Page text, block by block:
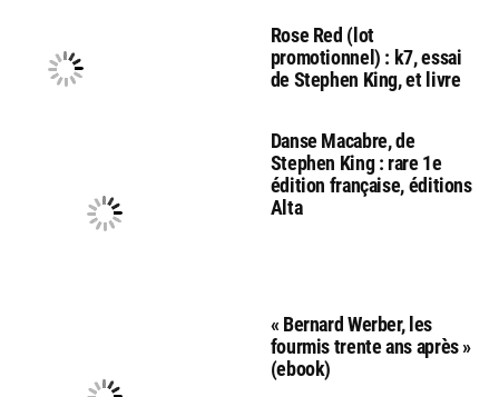
Rose Red (lot
promotionnel) : k7, essai
de Stephen King, et livre
Danse Macabre, de
Stephen King : rare 1e
édition française, éditions
Alta
« Bernard Werber, les
fourmis trente ans après »
(ebook)